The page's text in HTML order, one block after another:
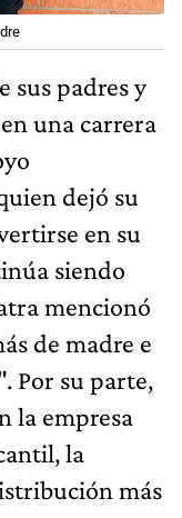
sus padres y
una carrera
dejó su
en su
siendo
mencionó
de madre e
Por su parte,
la empresa
la
más